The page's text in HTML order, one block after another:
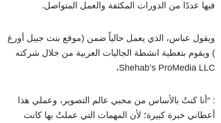
فيها عددًا من الدورات المكثفة والعمل المتواصل.
ويقول عباس، الذي يعمل حالياً ضمن (موقع بنت جبيل أورغ
) ويقوم بتغطية انشطة الجاليات العربية من خلال شركته
Shehab’s ProMedia LLC،
: “أنا كنتُ بالأساس من محبي عالم التصوير، وعملي هذا
أعطاني خبرة كبيرة؛ لأن المهمات التي عملتُ بها كانت